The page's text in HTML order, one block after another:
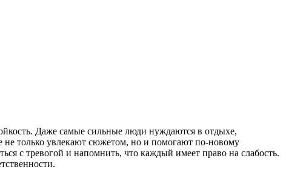
Даже самые сильные люди нуждаются в отдыхе,
только увлекают сюжетом, но и помогают по-новому
с тревогой и напомнить, что каждый имеет право на слабость.